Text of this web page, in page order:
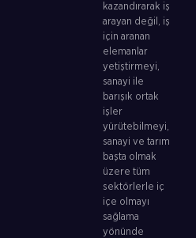
kazandırarak iş
arayan değil, iş
için aranan
elemanlar
yetiştirmeyi,
sanayi ile
barışık ortak
işler
yürütebilmeyi,
sanayi ve tarım
başta olmak
üzere tüm
sektörlerle iç
içe olmayı
sağlama
yönünde